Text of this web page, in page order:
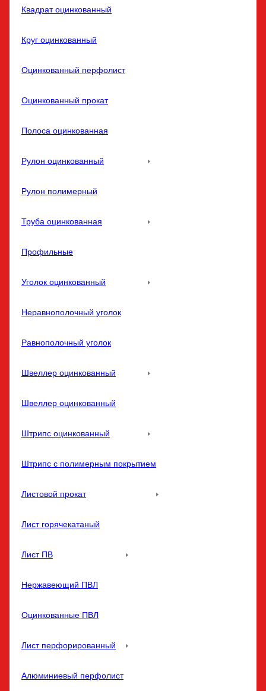
Квадрат оцинкованный
Круг оцинкованный
Оцинкованный перфолист
Оцинкованный прокат
Полоса оцинкованная
Рулон оцинкованный
Рулон полимерный
Труба оцинкованная
Профильные
Уголок оцинкованный
Неравнополочный уголок
Равнополочный уголок
Швеллер оцинкованный
Швеллер оцинкованный
Штрипс оцинкованный
Штрипс с полимерным покрытием
Листовой прокат
Лист горячекатаный
Лист ПВ
Нержавеющий ПВЛ
Оцинкованные ПВЛ
Лист перфорированный
Алюминиевый перфолист